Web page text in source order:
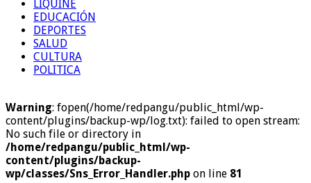
LIQUIÑE
EDUCACIÓN
DEPORTES
SALUD
CULTURA
POLITICA
Warning: fopen(/home/redpangu/public_html/wp-
content/plugins/backup-wp/log.txt): failed to open stream:
No such file or directory in
/home/redpangu/public_html/wp-
content/plugins/backup-
wp/classes/Sns_Error_Handler.php on line 81